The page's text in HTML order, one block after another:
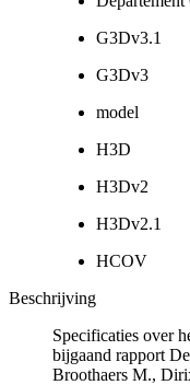
G3Dv3.1
G3Dv3
model
H3D
H3Dv2
H3Dv2.1
HCOV
Beschrijving
Specificaties over
bijgaand rapport
Broothaers M.,